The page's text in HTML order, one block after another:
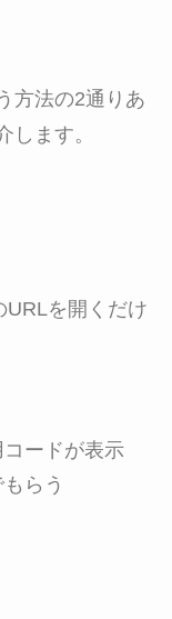
方法の2通りあ
します。
URLを開くだけ
ードが表示
らう